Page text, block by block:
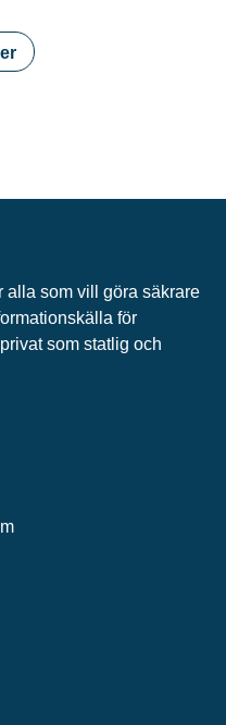
alla som vill göra säkrare
för
som statlig och